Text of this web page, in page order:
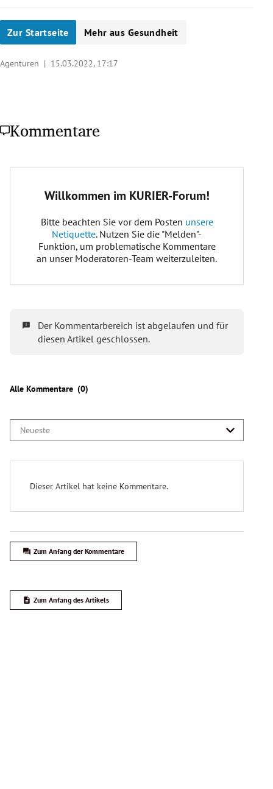
Zur Startseite Mehr aus Gesundheit
Agenturen | 15.03.2022, 17:17
Kommentare